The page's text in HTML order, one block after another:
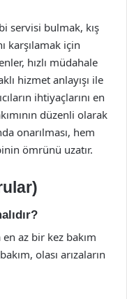
servisi bulmak, kış
karşılamak için
hızlı müdahale
hizmet anlayışı ile
ihtiyaçlarını en
düzenli olarak
onarılması, hem
ömrünü uzatır.
az bir kez bakım
olası arızaların